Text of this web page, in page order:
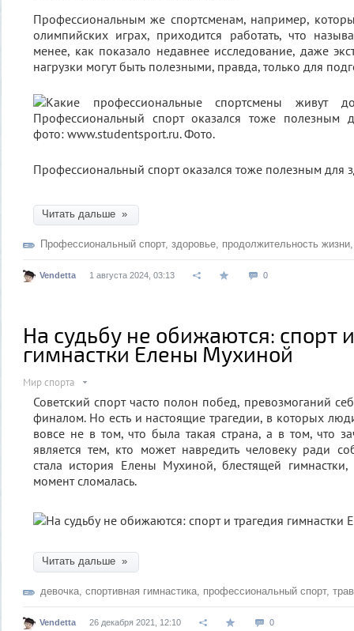
Профессиональным же спортсменам, например,
олимпийских играх, приходится работать, что
менее, как показало недавнее исследование, даже
нагрузки могут быть полезными, правда, только для
Профессиональный спорт оказался тоже полезным для
Читать дальше »
Профессиональный спорт, здоровье, продолжительность жизни
Vendetta 1 августа 2024, 03:13 0
На судьбу не обижаются: спорт
гимнастки Елены Мухиной
Мир спорта
Советский спорт часто полон побед, превозмоганий
финалом. Но есть и настоящие трагедии, в которых
вовсе не в том, что была такая страна, а в том, что
является тем, кто может навредить человеку ради
стала история Елены Мухиной, блестящей
момент сломалась.
Читать дальше »
девочка, спортивная гимнастика, профессиональный спорт,
Vendetta 26 декабря 2021, 12:10 0